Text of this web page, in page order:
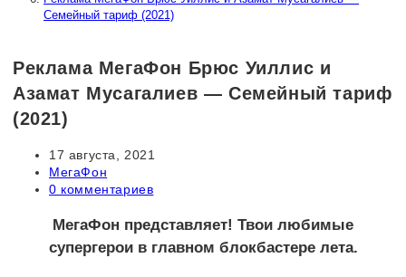
Семейный тариф (2021)
Реклама МегаФон Брюс Уиллис и
Азамат Мусагалиев — Семейный тариф
(2021)
Запись
опубликована:
17 августа, 2021
Рубрика
записи:
МегаФон
Комментарии
записи:
0 комментариев
МегаФон представляет! Твои любимые
супергерои в главном блокбастере лета.